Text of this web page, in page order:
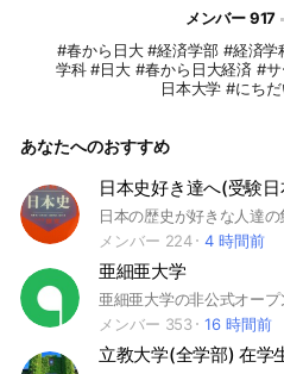
メンバー 917
#春から日大 #経済学部 #経済
学科 #日大 #春から日大経済 #
日本大学 #にち
あなたへのおすすめ
日本史好き達へ(受験
メンバー 224
4 時間前
亜細亜大学
メンバー 353
16 時間前
立教大学(全学部) 在学